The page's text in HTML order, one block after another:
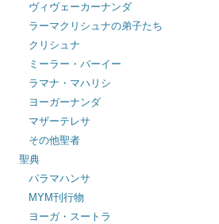
ヴィヴェーカーナンダ
ラーマクリシュナの弟子たち
クリシュナ
ミーラー・バーイー
ラマナ・マハリシ
ヨーガーナンダ
マザーテレサ
その他聖者
聖典
パラマハンサ
MYM刊行物
ヨーガ・スートラ